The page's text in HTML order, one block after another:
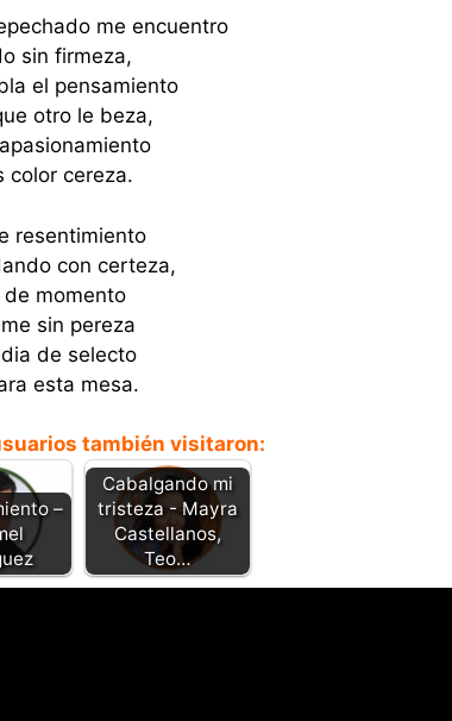
me encuentro
sin firmeza,
el pensamiento
otro le beza,
color cereza.
resentimiento
con certeza,
de momento
sin pereza
de selecto
esta mesa.
también visitaron:
–
Cabalgando mi
tristeza - Mayra
Castellanos,
Teo…